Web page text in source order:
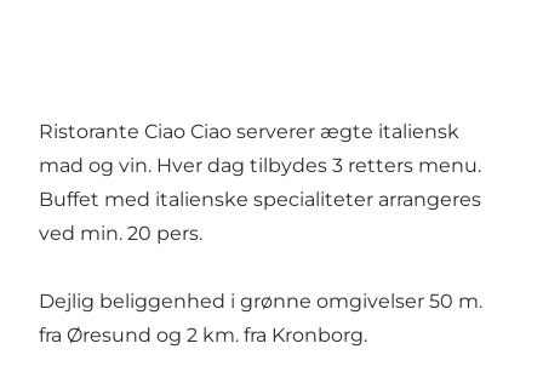
Ristorante Ciao Ciao serverer ægte italiensk
mad og vin. Hver dag tilbydes 3 retters menu.
Buffet med italienske specialiteter arrangeres
ved min. 20 pers.
Dejlig beliggenhed i grønne omgivelser 50 m.
fra Øresund og 2 km. fra Kronborg.